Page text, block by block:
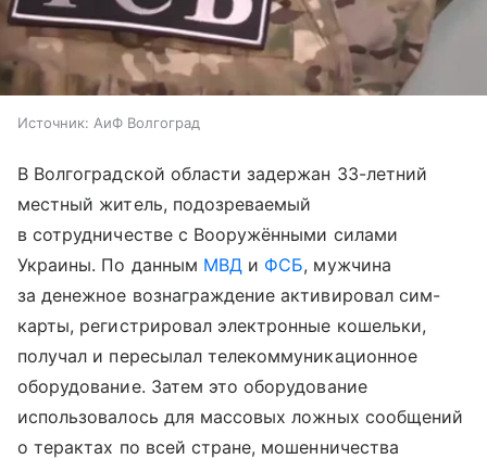
Источник: АиФ Волгоград
В Волгоградской области задержан 33-летний
местный житель, подозреваемый
в сотрудничестве с Вооружёнными силами
Украины. По данным МВД и ФСБ, мужчина
за денежное вознаграждение активировал сим-
карты, регистрировал электронные кошельки,
получал и пересылал телекоммуникационное
оборудование. Затем это оборудование
использовалось для массовых ложных сообщений
о терактах по всей стране, мошенничества